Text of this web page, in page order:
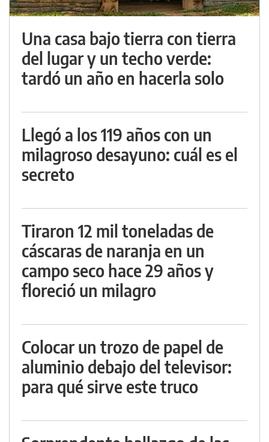
Una casa bajo tierra con tierra
del lugar y un techo verde:
tardó un año en hacerla solo
Llegó a los 119 años con un
milagroso desayuno: cuál es el
secreto
Tiraron 12 mil toneladas de
cáscaras de naranja en un
campo seco hace 29 años y
floreció un milagro
Colocar un trozo de papel de
aluminio debajo del televisor:
para qué sirve este truco